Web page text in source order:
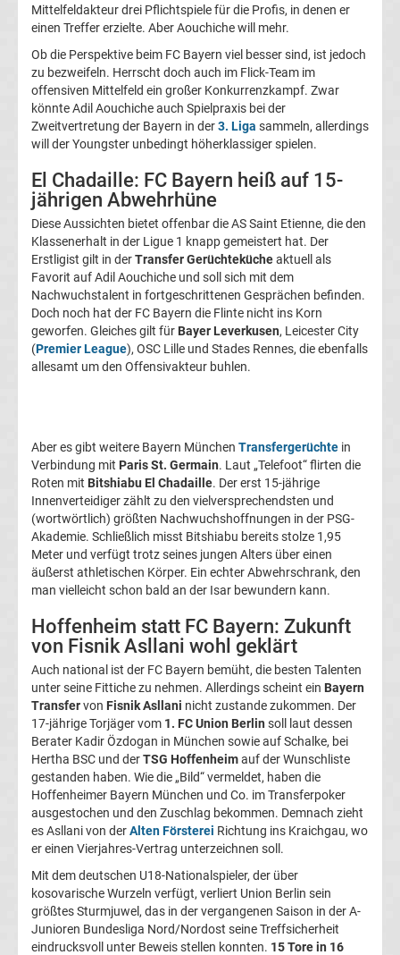
Nürnberg
Transfergerüchte
1.
FC
Saarbrücken
Transfergerüchte
1.
FC
Union
Transfergerüchte
1.
FSV
Mainz
05
Transfergerüchte
Alemannia
Aachen
Transfergerüchte
Arminia
Bielefeld
Transfergerüchte
Mittelfeldakteur drei Pflichtspiele für die Profis, in denen er
einen Treffer erzielte. Aber Aouchiche will mehr.
Ob die Perspektive beim FC Bayern viel besser sind, ist jedoch
zu bezweifeln. Herrscht doch auch im Flick-Team im
offensiven Mittelfeld ein großer Konkurrenzkampf. Zwar
könnte Adil Aouchiche auch Spielpraxis bei der
Zweitvertretung der Bayern in der3. Liga sammeln, allerdings
will der Youngster unbedingt höherklassiger spielen.
El Chadaille: FC Bayern heiß auf 15-
jährigen Abwehrhüne
Diese Aussichten bietet offenbar die AS Saint Etienne, die den
Klassenerhalt in der Ligue 1 knapp gemeistert hat. Der
Erstligist gilt in derTransfer Gerüchtekücheaktuell als
Favorit auf Adil Aouchiche und soll sich mit dem
Nachwuchstalent in fortgeschrittenen Gesprächen befinden.
Doch noch hat der FC Bayern die Flinte nicht ins Korn
geworfen. Gleiches gilt für Bayer Leverkusen, Leicester City
(Premier League), OSC Lille und Stades Rennes, die ebenfalls
allesamt um den Offensivakteur buhlen.
Aber es gibt weitere Bayern München Transfergerüchte in
Verbindung mit Paris St. Germain. Laut „Telefoot“ flirten die
Roten mit Bitshiabu El Chadaille. Der erst 15-jährige
Innenverteidiger zählt zu den vielversprechendsten und
(wortwörtlich) größten Nachwuchshoffnungen in der PSG-
Akademie. Schließlich misst Bitshiabu bereits stolze 1,95
Meter und verfügt trotz seines jungen Alters über einen
äußerst athletischen Körper. Ein echter Abwehrschrank, den
man vielleicht schon bald an der Isar bewundern kann.
Hoffenheim statt FC Bayern: Zukunft
von Fisnik Asllani wohl geklärt
Auch national ist der FC Bayern bemüht, die besten Talenten
unter seine Fittiche zu nehmen. Allerdings scheint ein Bayern
Transfervon Fisnik Asllani nicht zustande zukommen. Der
17-jährige Torjäger vom 1. FC Union Berlin soll laut dessen
Berater Kadir Özdogan in München sowie auf Schalke, bei
Hertha BSC und derTSG Hoffenheimauf der Wunschliste
gestanden haben. Wie die „Bild“ vermeldet, haben die
Hoffenheimer Bayern München und Co. im Transferpoker
ausgestochen und den Zuschlag bekommen. Demnach zieht
es Asllani von derAlten Försterei Richtung ins Kraichgau, wo
er einen Vierjahres-Vertrag unterzeichnen soll.
Mit dem deutschen U18-Nationalspieler, der über
kosovarische Wurzeln verfügt, verliert Union Berlin sein
größtes Sturmjuwel, das in der vergangenen Saison in der A-
Junioren Bundesliga Nord/Nordost seine Treffsicherheit
eindrucksvoll unter Beweis stellen konnten. 15 Tore in 16